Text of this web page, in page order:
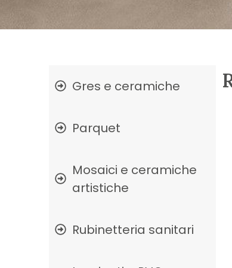
Gres e ceramiche
Parquet
Mosaici e ceramiche
artistiche
Rubinetteria sanitari